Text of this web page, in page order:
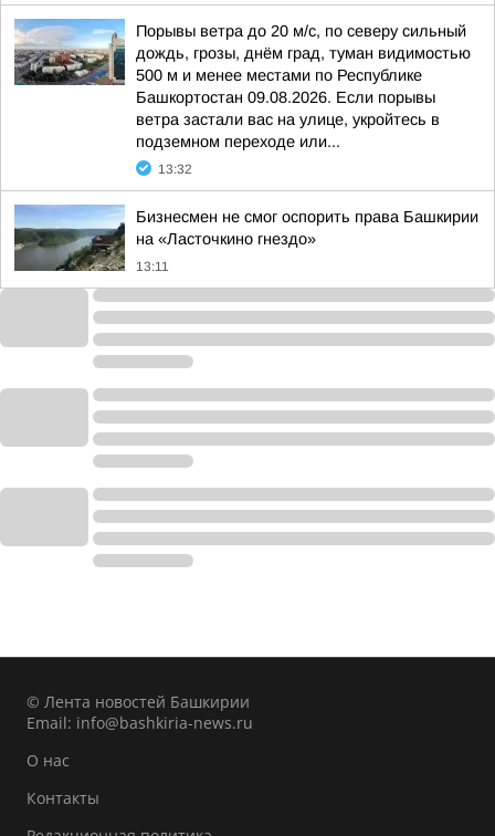
Порывы ветра до 20 м/с, по северу сильный
дождь, грозы, днём град, туман видимостью
500 м и менее местами по Республике
Башкортостан 09.08.2026. Если порывы
ветра застали вас на улице, укройтесь в
подземном переходе или...
13:32
Бизнесмен не смог оспорить права Башкирии
на «Ласточкино гнездо»
13:11
© Лента новостей Башкирии
Email: info@bashkiria-news.ru
О нас
Контакты